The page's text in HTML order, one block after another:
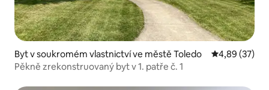
Byt v soukromém vlastnictví ve městě Toledo Průměrné
4,89 (37)
Pěkně zrekonstruovaný byt v 1. patře č. 1